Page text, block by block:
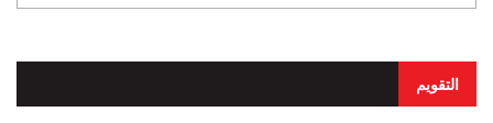
التقويم